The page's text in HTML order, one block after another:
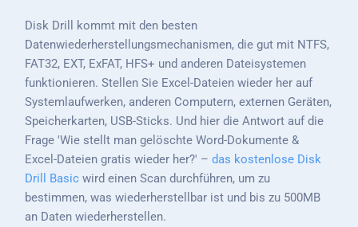
Disk Drill kommt mit den besten
Datenwiederherstellungsmechanismen, die gut mit NTFS,
FAT32, EXT, ExFAT, HFS+ und anderen Dateisystemen
funktionieren. Stellen Sie Excel-Dateien wieder her auf
Systemlaufwerken, anderen Computern, externen Geräten,
Speicherkarten, USB-Sticks. Und hier die Antwort auf die
Frage 'Wie stellt man gelöschte Word-Dokumente &
Excel-Dateien gratis wieder her?' – das kostenlose Disk
Drill Basic wird einen Scan durchführen, um zu
bestimmen, was wiederherstellbar ist und bis zu 500MB
an Daten wiederherstellen.